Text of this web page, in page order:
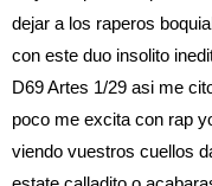
dejar a los raperos
con este duo insolito
D69 Artes 1/29 asi me
poco me excita con rap
viendo vuestros cuellos